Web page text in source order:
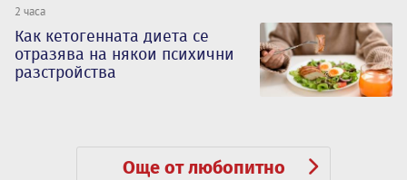
2 часа
Как кетогенната диета се
отразява на някои психични
разстройства
Още от любопитно